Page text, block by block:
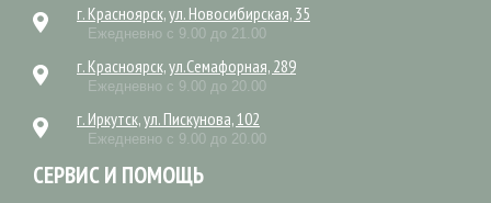
г. Красноярск, ул. Новосибирская, 35
Ежедневно с 9.00 до 21.00
г. Красноярск, ул.Семафорная, 289
Ежедневно с 9.00 до 20.00
г. Иркутск, ул. Пискунова, 102
Ежедневно с 9.00 до 20.00
СЕРВИС И ПОМОЩЬ